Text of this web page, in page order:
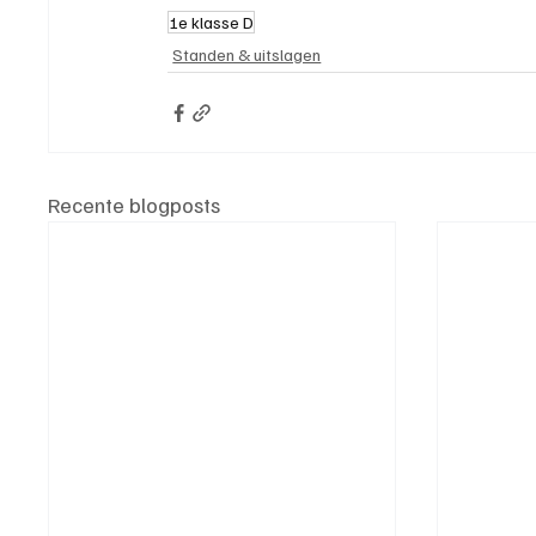
1e klasse D
Standen & uitslagen
Recente blogposts